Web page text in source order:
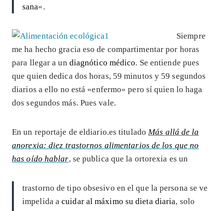
sana«.
Siempre
me ha hecho gracia eso de compartimentar por horas
para llegar a un diagnótico médico. Se entiende pues
que quien dedica dos horas, 59 minutos y 59 segundos
diarios a ello no está «enfermo» pero sí quien lo haga
dos segundos más. Pues vale.
En un reportaje de eldiario.es titulado Más allá de la
anorexia: diez trastornos alimentarios de los que no
has oído hablar, se publica que la ortorexia es un
trastorno de tipo obsesivo en el que la persona se ve
impelida acuidar al máximo su dieta diaria, solo